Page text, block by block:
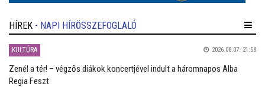
HÍREK - NAPI HÍRÖSSZEFOGLALÓ
KULTÚRA 2026.08.07. 21:58
Zenél a tér! – végzős diákok koncertjével indult a háromnapos Alba
Regia Feszt